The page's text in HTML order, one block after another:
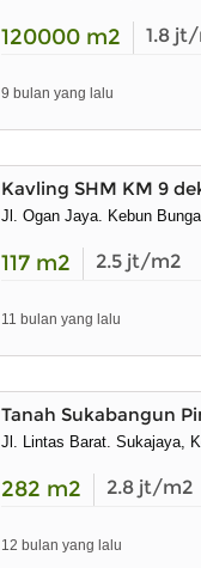
120000 m2 1.8 jt/
9 bulan yang lalu
Kavling SHM KM 9
Jl. Ogan Jaya. Kebun
117 m2 2.5 jt/m2
11 bulan yang lalu
Tanah Sukabangun
Jl. Lintas Barat. Sukajaya,
282 m2 2.8 jt/m2
12 bulan yang lalu